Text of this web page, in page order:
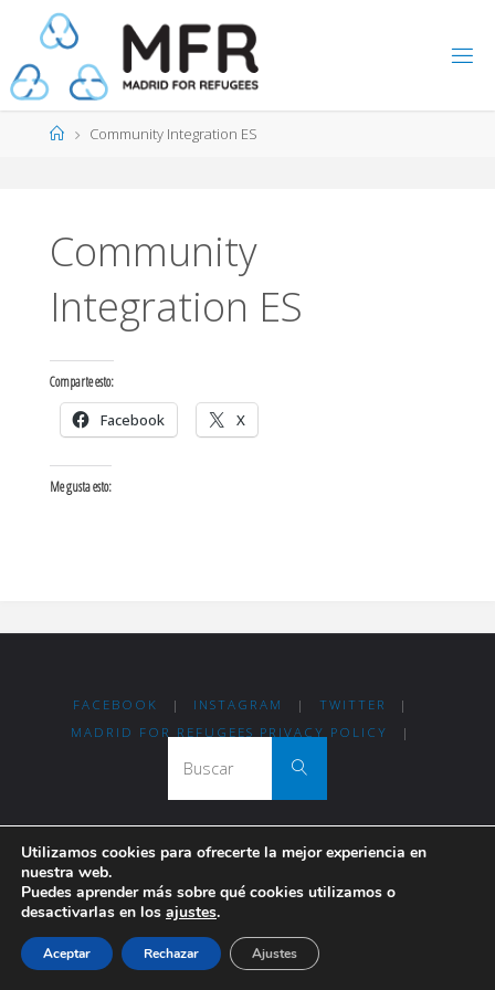
contenido
PáginaCommunity Integration ES
Community
Integration ES
Comparte esto:
Facebook X
Me gusta esto:
FACEBOOK | INSTAGRAM | TWITTER
|
MADRID FOR REFUGEES PRIVACY POLICY
|
Buscar
Thanks for visiting Madrid For Refugees!
Funciona con
Utilizamos cookies para ofrecerte la mejor experiencia en
nuestra web.
Puedes aprender más sobre qué cookies utilizamos o
desactivarlas en los ajustes.
Aceptar Rechazar Ajustes